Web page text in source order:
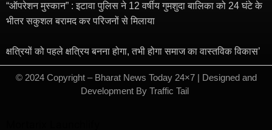
“ऑपरेशन मुस्कान” : इटावा पुलिस ने 12 वर्षीय गुमशुदा बालिका को 24 घंटे के
भीतर सकुशल बरामद कर परिजनों से मिलाया
क्षत्रियों को पहले क्षत्रिय बनना होगा, तभी होगा समाज का वास्तविक विकास’
© 2024 Copyright – Bharat News Today 24×7 | Designed and
Development By Traffic Tail